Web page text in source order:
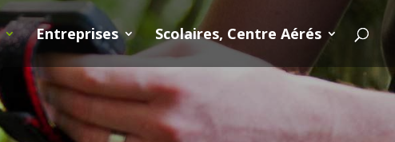
Entreprises Scolaires, Centre Aérés